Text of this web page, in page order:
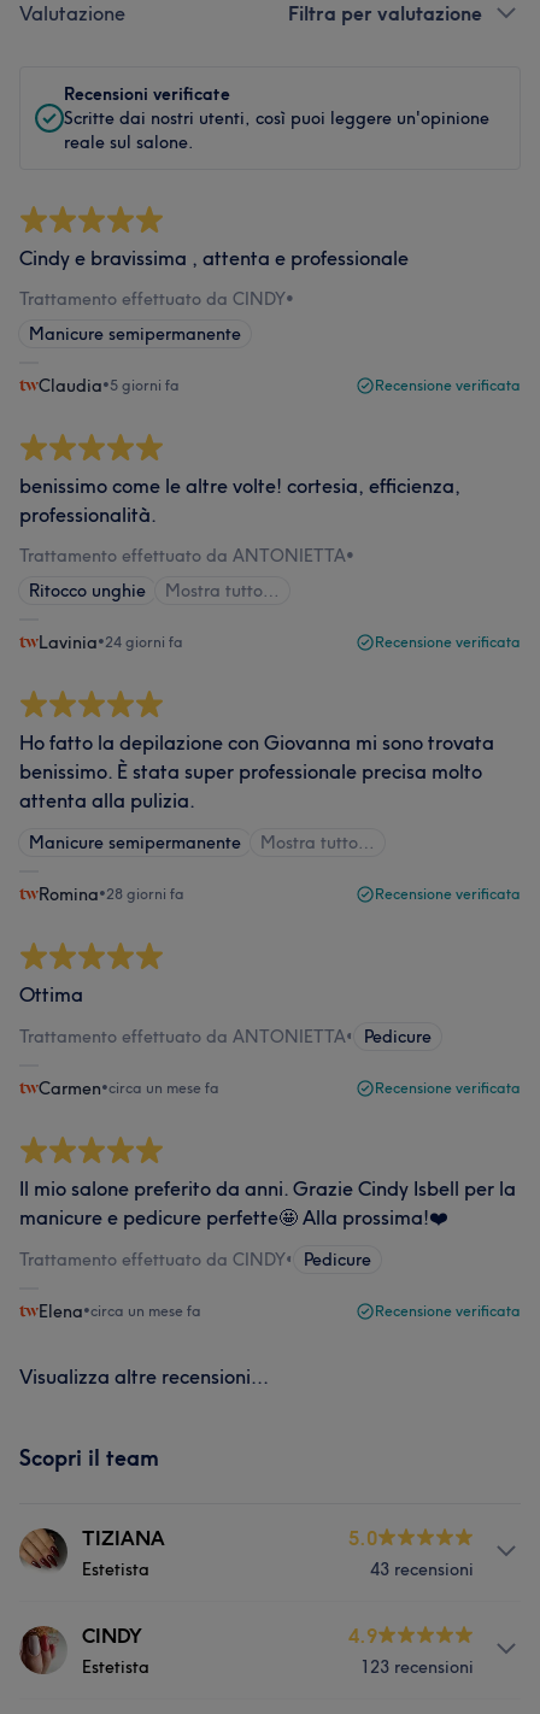
Valutazione Filtra per valutazione
Recensioni verificate
Scritte dai nostri utenti, così puoi leggere un'opinione
reale sul salone.
Cindy e bravissima , attenta e professionale
Trattamento effettuato da CINDY•
Manicure semipermanente
Claudia•5 giorni fa Recensione verificata
benissimo come le altre volte! cortesia, efficienza,
professionalità.
Trattamento effettuato da ANTONIETTA•
Ritocco unghie
Mostra tutto…
Lavinia•24 giorni fa Recensione verificata
Ho fatto la depilazione con Giovanna mi sono trovata
benissimo. È stata super professionale precisa molto
attenta alla pulizia.
Manicure semipermanente Mostra tutto…
Romina•28 giorni fa Recensione verificata
Ottima
Trattamento effettuato da ANTONIETTA• Pedicure
Carmen•circa un mese fa Recensione verificata
Il mio salone preferito da anni. Grazie Cindy Isbell per la
manicure e pedicure perfette🤩 Alla prossima!❤️
Trattamento effettuato da CINDY• Pedicure
Elena•circa un mese fa Recensione verificata
Visualizza altre recensioni...
Scopri il team
TIZIANA
Estetista
5.0
43 recensioni
Servizi CINDY
Estetista
4.9
123 recensioni